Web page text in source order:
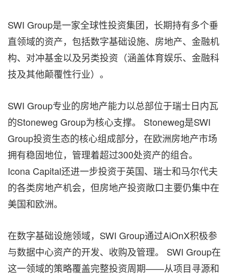
SWI Group是一家全球性投资集团，长期持有多个垂
直领域的资产，包括数字基础设施、房地产、金融机
构、对冲基金以及另类投资（涵盖体育娱乐、金融科
技及其他颠覆性行业）。
SWI Group专业的房地产能力以总部位于瑞士日内瓦
的Stoneweg Group为核心支撑。 Stoneweg是SWI
Group投资生态的核心组成部分，在欧洲房地产市场
拥有稳固地位，管理着超过300处资产的组合。
Icona Capital还进一步投资于英国、瑞士和马尔代夫
的各类房地产机会，但房地产投资敞口主要仍集中在
美国和欧洲。
在数字基础设施领域，SWI Group通过AiOnX积极参
与数据中心资产的开发、收购及管理。 SWI Group在
这一领域的策略覆盖完整投资周期——从项目寻源和